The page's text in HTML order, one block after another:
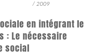
/ 2009
en intégrant le
: Le nécessaire
social